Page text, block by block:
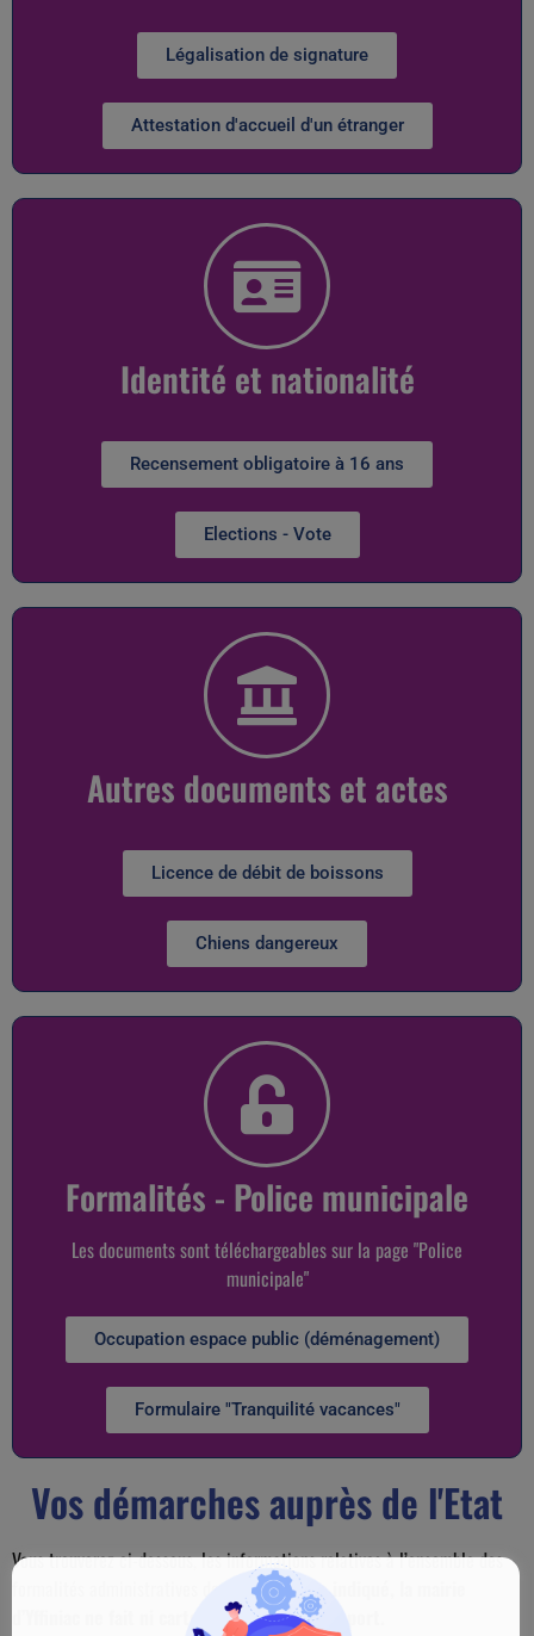
Légalisation de signature
Attestation d'accueil d'un étranger
Identité et nationalité
Recensement obligatoire à 16 ans
Elections - Vote
Autres documents et actes
Licence de débit de boissons
Chiens dangereux
Formalités - Police municipale
Les documents sont téléchargeables sur la page "Police
municipale"
Occupation espace public (déménagement)
Formulaire "Tranquilité vacances"
Vos démarches auprès de l'Etat
Vous trouverez ci-dessous, les informations relatives à l’ensemble des
formalités administratives de l’Etat.Comme indiqué, la mairie
d’Yffiniac ne fait ni carte d’identité ni passeport.